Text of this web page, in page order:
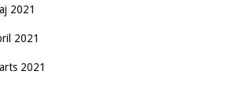
2021
2021
2021